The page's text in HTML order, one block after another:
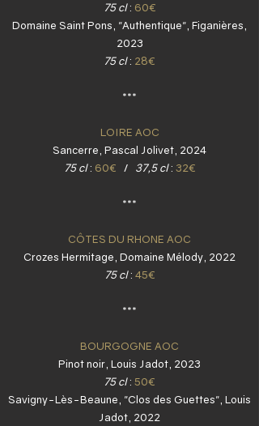
75 cl: 60€
Domaine Saint Pons, "Authentique", Figanières,
2023
75 cl: 28€
***
LOIRE AOC
Sancerre, Pascal Jolivet, 2024
75 cl: 60€ / 37,5 cl: 32€
***
CÔTES DU RHONE AOC
Crozes Hermitage, Domaine Mélody, 2022
75 cl: 45€
***
BOURGOGNE AOC
Pinot noir, Louis Jadot, 2023
75 cl: 50€
Savigny-Lès-Beaune, "Clos des Guettes", Louis
Jadot, 2022